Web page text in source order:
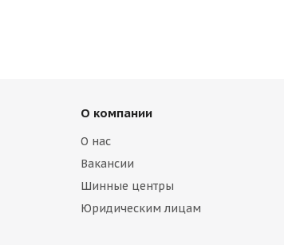
О компании
О нас
Вакансии
Шинные центры
Юридическим лицам